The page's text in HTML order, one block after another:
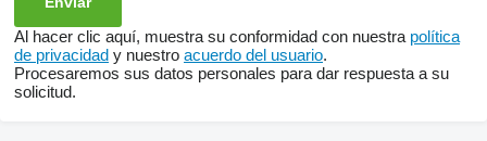
Al hacer clic aquí, muestra su conformidad con nuestra política
de privacidad y nuestro acuerdo del usuario.
Procesaremos sus datos personales para dar respuesta a su
solicitud.